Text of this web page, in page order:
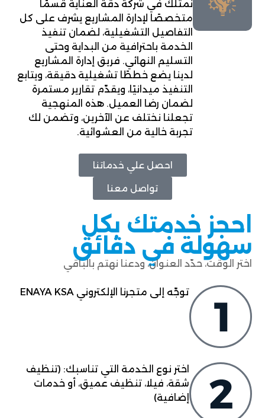
نمتلك في شركة دقة العناية قسمًا
متخصصًا لإدارة المشاريع يشرف على كل
التفاصيل التشغيلية، لضمان تنفيذ
الخدمة باحترافية من البداية وحتى
التسليم النهائي. فريق إدارة المشاريع
لدينا يضع خططًا تشغيلية دقيقة، ويتابع
التنفيذ ميدانيًا، ويقدّم تقارير مستمرة
لضمان رضا العميل. هذه المنهجية
تجعلنا نختلف عن الآخرين، وتضمن لك
تجربة خالية من العشوائية.
احصل علي خدماتنا
تواصل معنا
احجز خدمتك بكل
سهولة في دقائق
اختر الوقت، حدّد العنوان، ودعنا نهتم بالباقي
توجّه إلى متجرنا الإلكتروني ENAYA KSA
اختر نوع الخدمة التي تناسبك: (تنظيف
شقة، فيلا، تنظيف عميق، أو خدمات
إضافية)